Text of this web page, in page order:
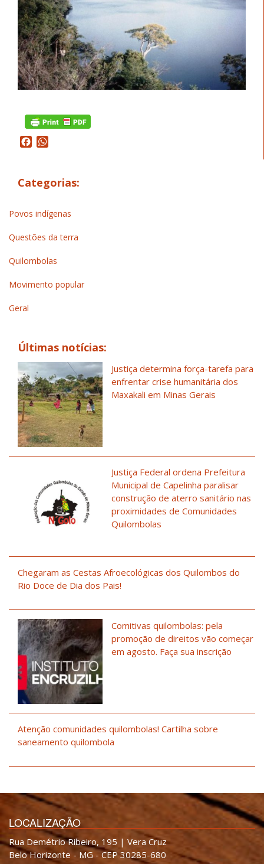
Facebook
Categorias:
Povos indígenas
Questões da terra
Quilombolas
Movimento popular
Geral
Últimas notícias:
Justiça determina força-tarefa para
enfrentar crise humanitária dos
Maxakali em Minas Gerais
Justiça Federal ordena Prefeitura
Municipal de Capelinha paralisar
construção de aterro sanitário nas
proximidades de Comunidades
Quilombolas
Chegaram as Cestas Afroecológicas dos Quilombos do
Rio Doce de Dia dos Pais!
Comitivas quilombolas: pela
promoção de direitos vão começar
em agosto. Faça sua inscrição
Atenção comunidades quilombolas! Cartilha sobre
saneamento quilombola
LOCALIZAÇÃO
Rua Demétrio Ribeiro, 195 | Vera Cruz
Belo Horizonte - MG - CEP 30285-680